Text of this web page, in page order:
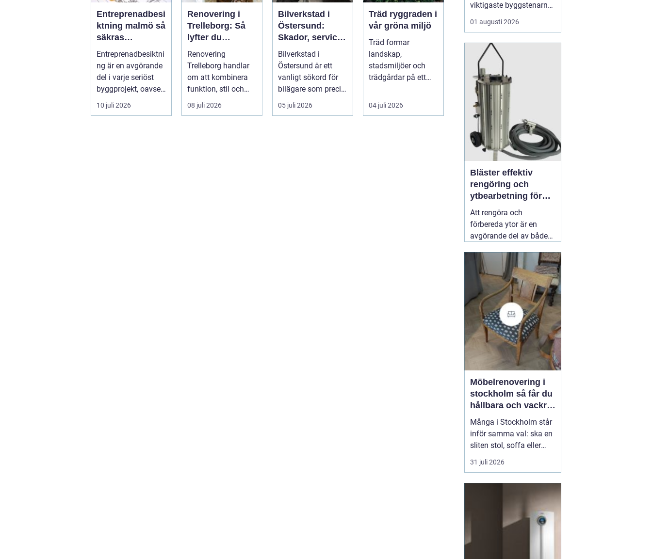
Entreprenadbesi
ktning malmö så
säkras
kvaliteten i
byggprojekt
Entreprenadbesiktni
ng är en avgörande
del i varje seriöst
byggprojekt, oavsett
om det handlar om
en ...
10 juli 2026
Renovering i
Trelleborg: Så
lyfter du
hemmet på ett
smart sätt
Renovering
Trelleborg handlar
om att kombinera
funktion, stil och
långsiktig ekonomi i
samma p...
08 juli 2026
Bilverkstad i
Östersund:
Skador, service
och smarta val
för din bil
Bilverkstad i
Östersund är ett
vanligt sökord för
bilägare som precis
f&ari...
05 juli 2026
Träd ryggraden i
vår gröna miljö
Träd formar
landskap,
stadsmiljöer och
trädgårdar på ett
växter klarar. De ger
sku...
04 juli 2026
viktigaste byggstenarna
för alla som vill arbeta
professionellt inom
skapar en gemensam
säkerhetsnivå i en
bransch där jobbet ofta
sker långt frå...
01 augusti 2026
Bläster effektiv
rengöring och
ytbearbetning för
proffs och
hantverkare
Att rengöra och
förbereda ytor är en
avgörande del av både
renovering. Färg, rost,
smuts och gamla
beläggningar gör att
material åldras snabbare
och försämrar
slutresultatet vid
målning eller annan
behandling. Här31 juli
Möbelrenovering i
stockholm så får du
hållbara och vackra
möbler
Många i Stockholm står
inför samma val: ska en
sliten stol, soffa eller
fåtölj slängas, säljas
billigt eller renoveras?
möbelrenovering istället
för nyköp. Resultatet blir
ofta både mer personligt,
31 juli 2026